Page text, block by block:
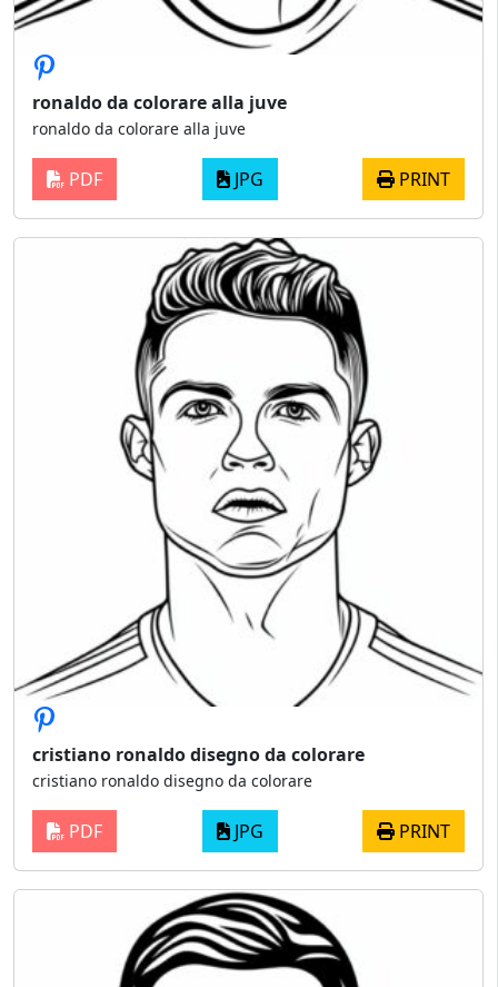
ronaldo da colorare alla juve
ronaldo da colorare alla juve
PDF JPG PRINT
cristiano ronaldo disegno da colorare
cristiano ronaldo disegno da colorare
PDF JPG PRINT